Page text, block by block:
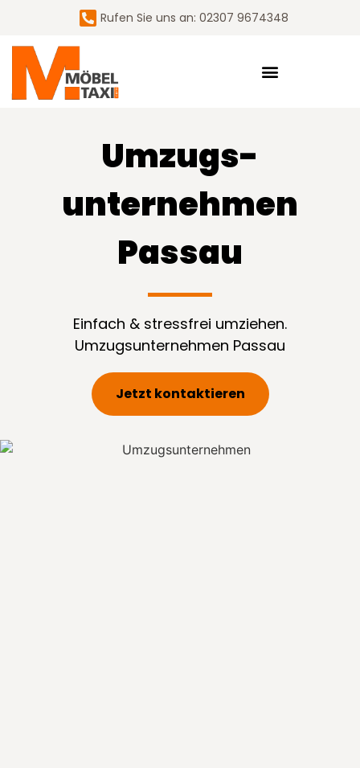
Rufen Sie uns an: 02307 9674348
Umzugs­
unternehmen
Passau
Einfach & stressfrei umziehen.
Umzugsunternehmen Passau
Jetzt kontaktieren